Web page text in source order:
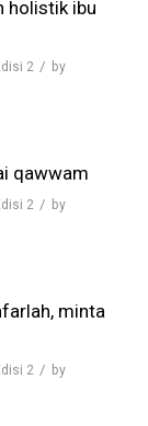
holistik ibu
2 / by
qawwam
2 / by
minta
2 / by